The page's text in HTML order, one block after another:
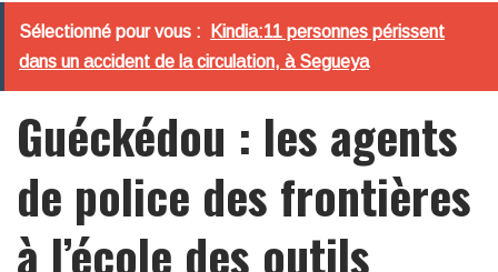
Sélectionné pour vous :
Kindia:11 personnes périssent
dans un accident de la circulation, à Segueya
Guéckédou : les agents
de police des frontières
à l’école des outils